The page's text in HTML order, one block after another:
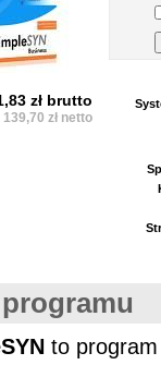
zł brutto
139,70 zł netto
to